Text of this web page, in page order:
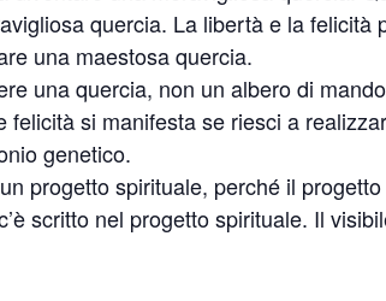
quercia. La libertà e la felicità
una maestosa quercia.
una quercia, non un albero di
si manifesta se riesci a
genetico.
spirituale, perché il progetto
scritto nel progetto spirituale. Il